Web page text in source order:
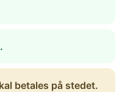
betales på stedet.